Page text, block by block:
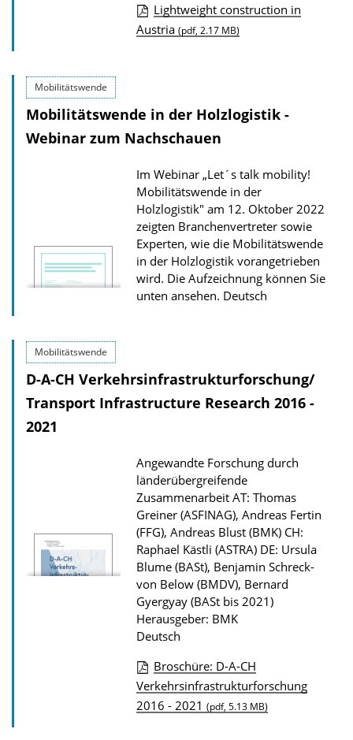
b
l
t
i
n
D
l
o
d
s
z
u
r
P
i
k
i
o
n
Lightweight construction in
Austria (pdf, 2.17 MB)
Mobilitätswende
Mobilitätswende in der Holzlogistik -
Webinar zum Nachschauen
Im Webinar „Let´s talk mobility!
Mobilitätswende in der
Holzlogistik" am 12. Oktober 2022
zeigten Branchenvertreter sowie
Experten, wie die Mobilitätswende
in der Holzlogistik vorangetrieben
wird. Die Aufzeichnung können Sie
unten ansehen. Deutsch
Mobilitätswende
D-A-CH Verkehrsinfrastrukturforschung/
Transport Infrastructure Research 2016 -
2021
Angewandte Forschung durch
länderübergreifende
Zusammenarbeit AT: Thomas
Greiner (ASFINAG), Andreas Fertin
(FFG), Andreas Blust (BMK) CH:
Raphael Kästli (ASTRA) DE: Ursula
Blume (BASt), Benjamin Schreck-
von Below (BMDV), Bernard
Gyergyay (BASt bis 2021)
Herausgeber: BMK
Deutsch
D
o
Broschüre: D-A-CH
Verkehrsinfrastrukturforschung
2016 - 2021 (pdf, 5.13 MB)